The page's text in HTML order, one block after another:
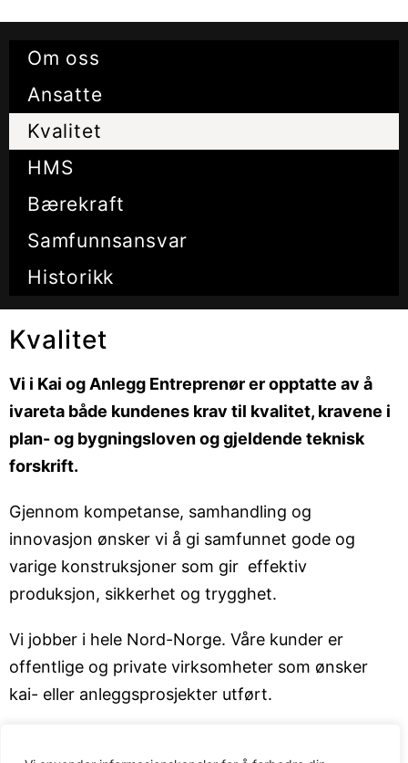
Om oss
Ansatte
Kvalitet
HMS
Bærekraft
Samfunnsansvar
Historikk
Kvalitet
Vi i Kai og Anlegg Entreprenør er opptatte av å
ivareta både kundenes krav til kvalitet, kravene i
plan- og bygningsloven og gjeldende teknisk
forskrift.
Gjennom kompetanse, samhandling og
innovasjon ønsker vi å gi samfunnet gode og
varige konstruksjoner som gir effektiv
produksjon, sikkerhet og trygghet.
Vi jobber i hele Nord-Norge. Våre kunder er
offentlige og private virksomheter som ønsker
kai- eller anleggsprosjekter utført.
Din foretrukne partner